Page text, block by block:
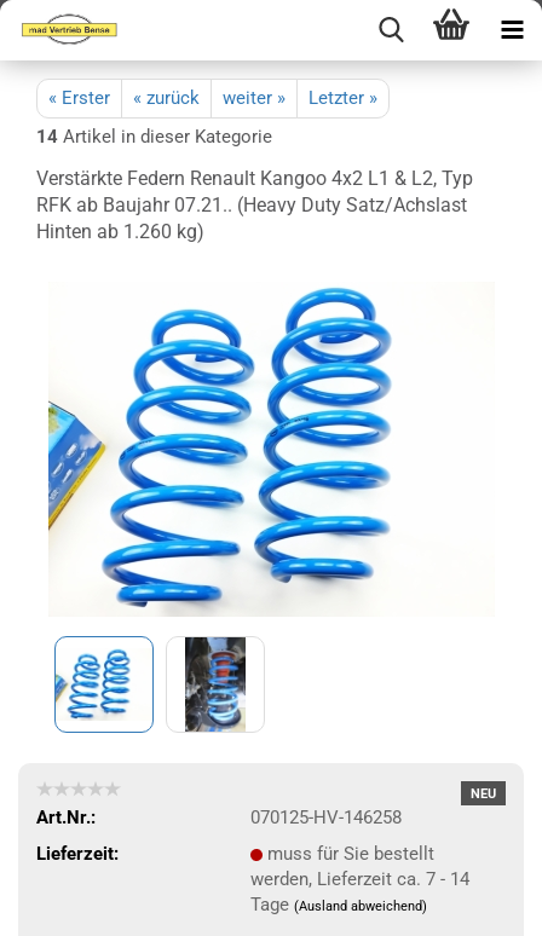
« Erster « zurück weiter »
Letzter »
14 Artikel in dieser Kategorie
Verstärkte Federn Renault Kangoo 4x2 L1 & L2, Typ
RFK ab Baujahr 07.21.. (Heavy Duty Satz/Achslast
Hinten ab 1.260 kg)
NEU
Art.Nr.:
070125-HV-146258
Lieferzeit:
muss für Sie bestellt
werden, Lieferzeit ca. 7 - 14
Tage (Ausland abweichend)